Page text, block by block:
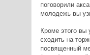
поговорили
молодежь вы
Кроме этого вы
сходить на
посвященный